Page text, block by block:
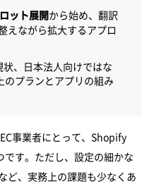
ット展開から始め、翻訳
えながら拡大するアプロ
状、日本法人向けではな
プランとアプリの組み
事業者にとって、Shopify
す。ただし、設定の細かな
ど、実務上の課題も少なくあ